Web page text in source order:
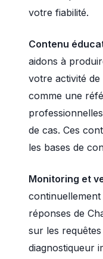
votre fiabilité.
Contenu
aidons à
votre activité
comme une
de cas. Ces
les bases de
Monitoring et
réponses de
sur les
diagnostiqueur